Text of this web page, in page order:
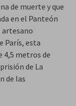
de muerte y que
en el Panteón
artesano
París, esta
4,5 metros de
de La
de las